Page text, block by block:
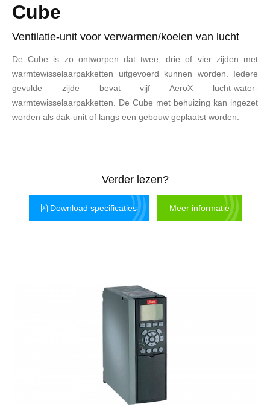
Cube
Ventilatie-unit voor verwarmen/koelen van lucht
De Cube is zo ontworpen dat twee, drie of vier zijden met
warmtewisselaarpakketten uitgevoerd kunnen worden. Iedere
gevulde zijde bevat vijf AeroX lucht-water-
warmtewisselaarpakketten. De Cube met behuizing kan ingezet
worden als dak-unit of langs een gebouw geplaatst worden.
Verder lezen?
Download specificaties Meer informatie